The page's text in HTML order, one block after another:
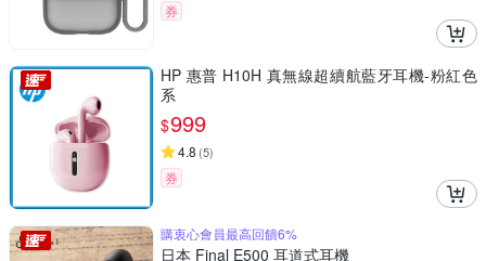
券
HP 惠普 H10H 真無線超續航藍牙耳機-粉紅色
系
$999
4.8 (5)
券
購衷心會員最高回饋6%
日本 Final E500 耳道式耳機